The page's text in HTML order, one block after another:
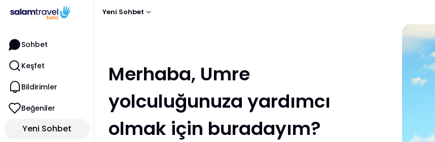
Sohbet
Keşfet
Bildirimler
Beğeniler
Yeni Sohbet
Yeni Sohbet
Merhaba, Umre
yolculuğunuza yardımcı
olmak için buradayım?